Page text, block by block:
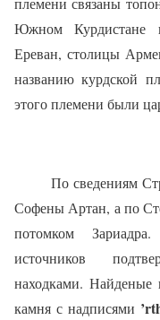
Южном
Ереван, столицы
названию курдской
этого племени были
По сведениям
Софены Артан, а по
потомком
источников
находками.
камня с надписями